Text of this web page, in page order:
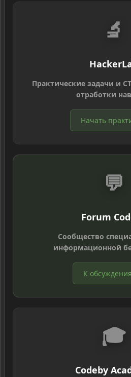
🔬
Практические задачи и
отработки
Начать
💬
Forum
Сообщество
информационной
К
🎓
Codeby